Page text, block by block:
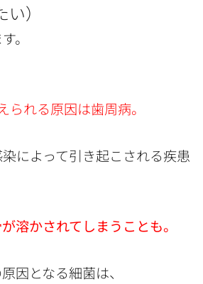
）
。
られる原因は歯周病。
によって引き起こされる疾患
溶かされてしまうことも。
因となる細菌は、